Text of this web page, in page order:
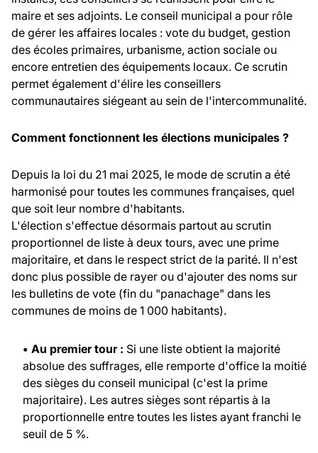
maire et ses adjoints. Le conseil municipal a pour rôle
de gérer les affaires locales : vote du budget, gestion
des écoles primaires, urbanisme, action sociale ou
encore entretien des équipements locaux. Ce scrutin
permet également d'élire les conseillers
communautaires siégeant au sein de l'intercommunalité.
Comment fonctionnent les élections municipales ?
Depuis la loi du 21 mai 2025, le mode de scrutin a été
harmonisé pour toutes les communes françaises, quel
que soit leur nombre d'habitants.
L'élection s'effectue désormais partout au scrutin
proportionnel de liste à deux tours, avec une prime
majoritaire, et dans le respect strict de la parité. Il n'est
donc plus possible de rayer ou d'ajouter des noms sur
les bulletins de vote (fin du "panachage" dans les
communes de moins de 1 000 habitants).
• Au premier tour : Si une liste obtient la majorité
absolue des suffrages, elle remporte d'office la moitié
des sièges du conseil municipal (c'est la prime
majoritaire). Les autres sièges sont répartis à la
proportionnelle entre toutes les listes ayant franchi le
seuil de 5 %.